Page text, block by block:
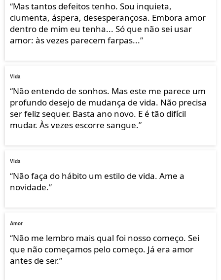
“Mas tantos defeitos tenho. Sou inquieta,
ciumenta, áspera, desesperançosa. Embora amor
dentro de mim eu tenha... Só que não sei usar
amor: às vezes parecem farpas...”
Vida
“Não entendo de sonhos. Mas este me parece um
profundo desejo de mudança de vida. Não precisa
ser feliz sequer. Basta ano novo. E é tão difícil
mudar. Às vezes escorre sangue.”
Vida
“Não faça do hábito um estilo de vida. Ame a
novidade.”
Amor
“Não me lembro mais qual foi nosso começo. Sei
que não começamos pelo começo. Já era amor
antes de ser.”